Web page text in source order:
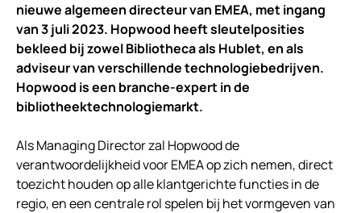
nieuwe algemeen directeur van EMEA, met ingang
van 3 juli 2023. Hopwood heeft sleutelposities
bekleed bij zowel Bibliotheca als Hublet, en als
adviseur van verschillende technologiebedrijven.
Hopwood is een branche-expert in de
bibliotheektechnologiemarkt.
Als Managing Director zal Hopwood de
verantwoordelijkheid voor EMEA op zich nemen, direct
toezicht houden op alle klantgerichte functies in de
regio, en een centrale rol spelen bij het vormgeven van